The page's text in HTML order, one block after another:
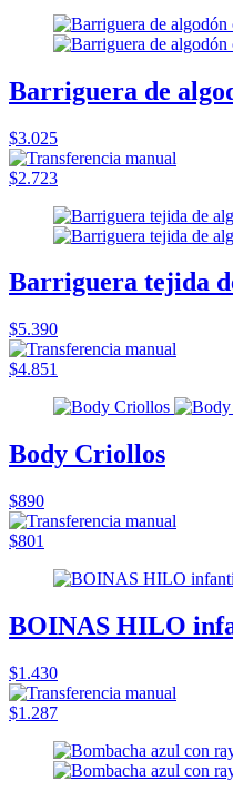
Barriguera de
$3.025
$2.723
Barriguera tejida
$5.390
$4.851
Body Criollos
$890
$801
BOINAS HILO
$1.430
$1.287